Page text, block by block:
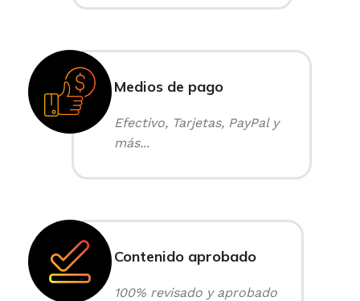
Medios de pago
Efectivo, Tarjetas, PayPal y
más...
Contenido aprobado
100% revisado y aprobado